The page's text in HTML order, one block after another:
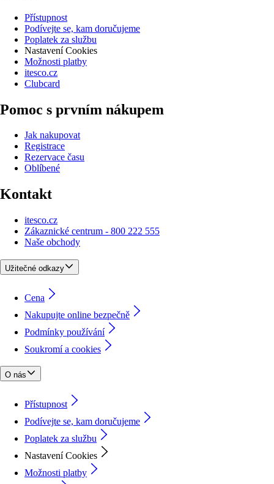
Přístupnost
Podívejte se, kam doručujeme
Poplatek za službu
Nastavení Cookies
Možnosti platby
itesco.cz
Clubcard
Pomoc s prvním nákupem
Jak nakupovat
Registrace
Rezervace času
Oblíbené
Kontakt
itesco.cz
Zákaznické centrum - 800 222 555
Naše obchody
Užitečné odkazy
Cena
Nakupujte online bezpečně
Podmínky používání
Soukromí a cookies
O nás
Přístupnost
Podívejte se, kam doručujeme
Poplatek za službu
Nastavení Cookies
Možnosti platby